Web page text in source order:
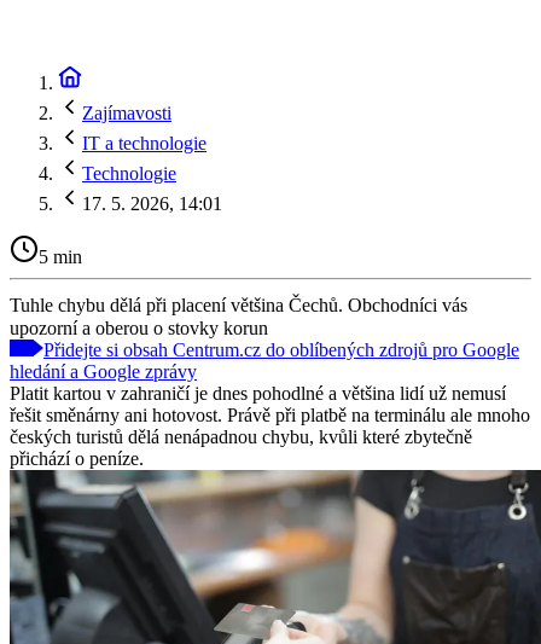
Zajímavosti
IT a technologie
Technologie
17. 5. 2026, 14:01
5 min
Tuhle chybu dělá při placení většina Čechů. Obchodníci vás
upozorní a oberou o stovky korun
Přidejte si obsah Centrum.cz do oblíbených zdrojů pro Google
hledání a Google zprávy
Platit kartou v zahraničí je dnes pohodlné a většina lidí už nemusí
řešit směnárny ani hotovost. Právě při platbě na terminálu ale mnoho
českých turistů dělá nenápadnou chybu, kvůli které zbytečně
přichází o peníze.